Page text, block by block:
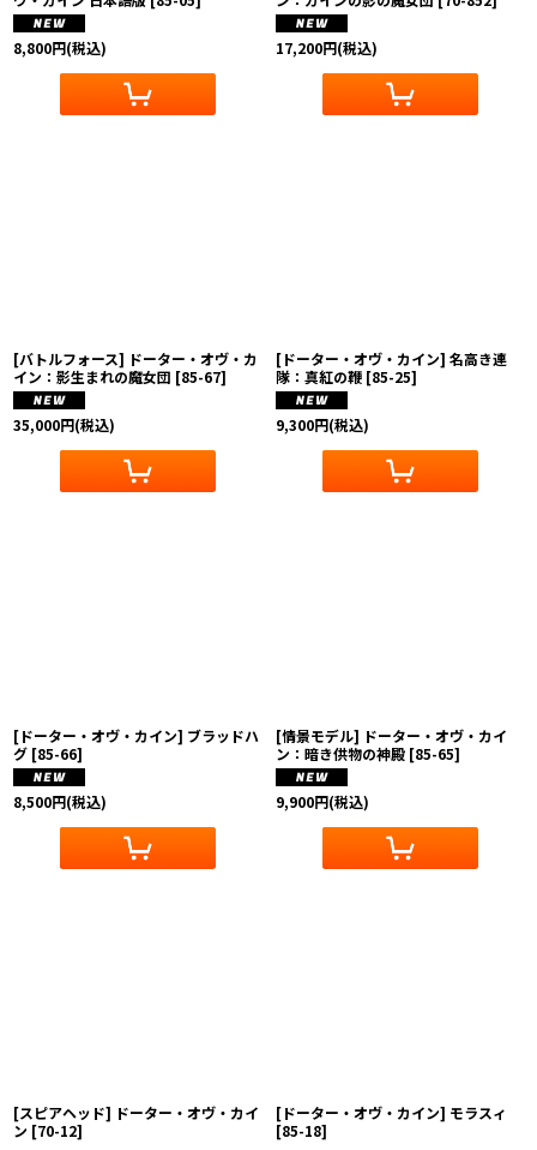
8,800円(税込) 17,200円(税込)
[バトルフォース] ドーター・オヴ・カ
イン：影生まれの魔女団 [85-67]
35,000円(税込)
[ドーター・オヴ・カイン] 名高き連
隊：真紅の鞭 [85-25]
9,300円(税込)
[ドーター・オヴ・カイン] ブラッドハ
グ [85-66]
8,500円(税込)
[情景モデル] ドーター・オヴ・カイ
ン：暗き供物の神殿 [85-65]
9,900円(税込)
[スピアヘッド] ドーター・オヴ・カイ
ン [70-12]
[ドーター・オヴ・カイン] モラスィ
[85-18]